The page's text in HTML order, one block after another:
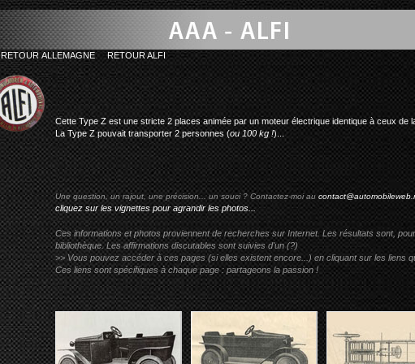
alfi type z
RETOUR ALLEMAGNE RETOUR ALFI
Cette Type Z est une stricte 2 places animée par un moteur électrique identique à ceux de
La Type Z pouvait transporter 2 personnes (ou 100 kg !)...
Une question, un rajout, une précision... un souci ? Contactez-moi au
cliquez sur les vignettes pour agrandir les photos...
Ces informations et photos proviennent de recherches sur Internet. Les résultats sont,
bibliothèque. Les affirmations discutables sont suivies d'un (?)
>> Vous pouvez accéder à ces pages (si elles existent encore...) en cliquant sur les liens
Ces liens sont spécifiques à chaque page : partageons la passion !